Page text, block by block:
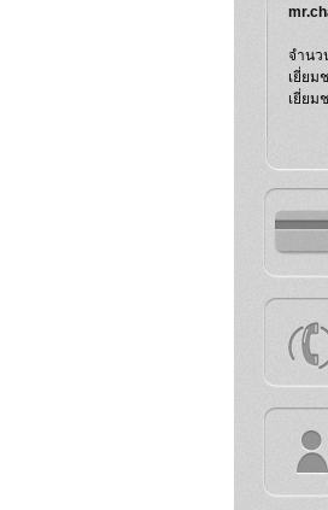
จำนว
เยี่ยม
เยี่ยม